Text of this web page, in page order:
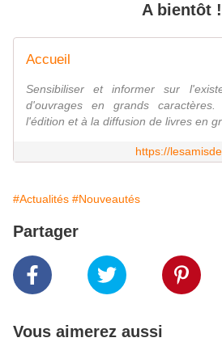
A bientôt !
Accueil
Sensibiliser et informer sur
d'ouvrages en grands
l'édition et à la diffusion de livres en
https://
#Actualités #Nouveautés
Partager
Vous aimerez aussi